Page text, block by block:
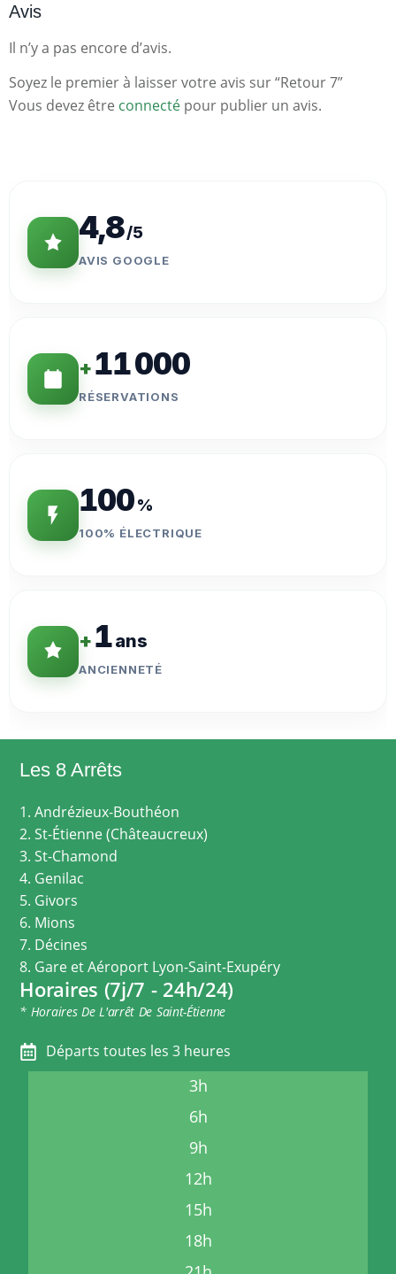
Avis
Il n’y a pas encore d’avis.
Soyez le premier à laisser votre avis sur “Retour 7”
Vous devez être connecté pour publier un avis.
4,8/5
AVIS GOOGLE
+11 000
RÉSERVATIONS
100%
100% ÉLECTRIQUE
+1ans
ANCIENNETÉ
Les 8 Arrêts
1. Andrézieux-Bouthéon
2. St-Étienne (Châteaucreux)
3. St-Chamond
4. Genilac
5. Givors
6. Mions
7. Décines
8. Gare et Aéroport Lyon-Saint-Exupéry
Horaires (7j/7 - 24h/24)
* Horaires De L'arrêt De Saint-Étienne
Départs toutes les 3 heures
3h
6h
9h
12h
15h
18h